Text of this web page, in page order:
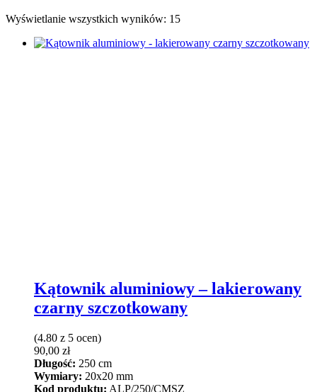
Wyświetlanie wszystkich wyników: 15
Kątownik aluminiowy – lakierowany
czarny szczotkowany
(4.80 z 5 ocen)
90,00 zł
Długość: 250 cm
Wymiary: 20x20 mm
Kod produktu: ALP/250/CMSZ